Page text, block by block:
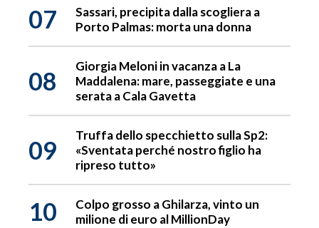
07
Sassari, precipita dalla scogliera a
Porto Palmas: morta una donna
08
Giorgia Meloni in vacanza a La
Maddalena: mare, passeggiate e una
serata a Cala Gavetta
09
Truffa dello specchietto sulla Sp2:
«Sventata perché nostro figlio ha
ripreso tutto»
10
Colpo grosso a Ghilarza, vinto un
milione di euro al MillionDay